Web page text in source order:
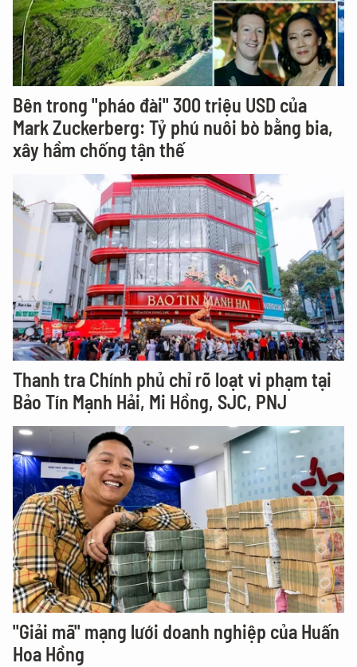
Bên trong "pháo đài" 300 triệu USD của
Mark Zuckerberg: Tỷ phú nuôi bò bằng bia,
xây hầm chống tận thế
Thanh tra Chính phủ chỉ rõ loạt vi phạm tại
Bảo Tín Mạnh Hải, Mi Hồng, SJC, PNJ
"Giải mã" mạng lưới doanh nghiệp của Huấn
Hoa Hồng